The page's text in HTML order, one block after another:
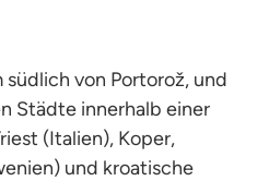
von Portorož, und
Städte innerhalb einer
(Italien), Koper,
und kroatische